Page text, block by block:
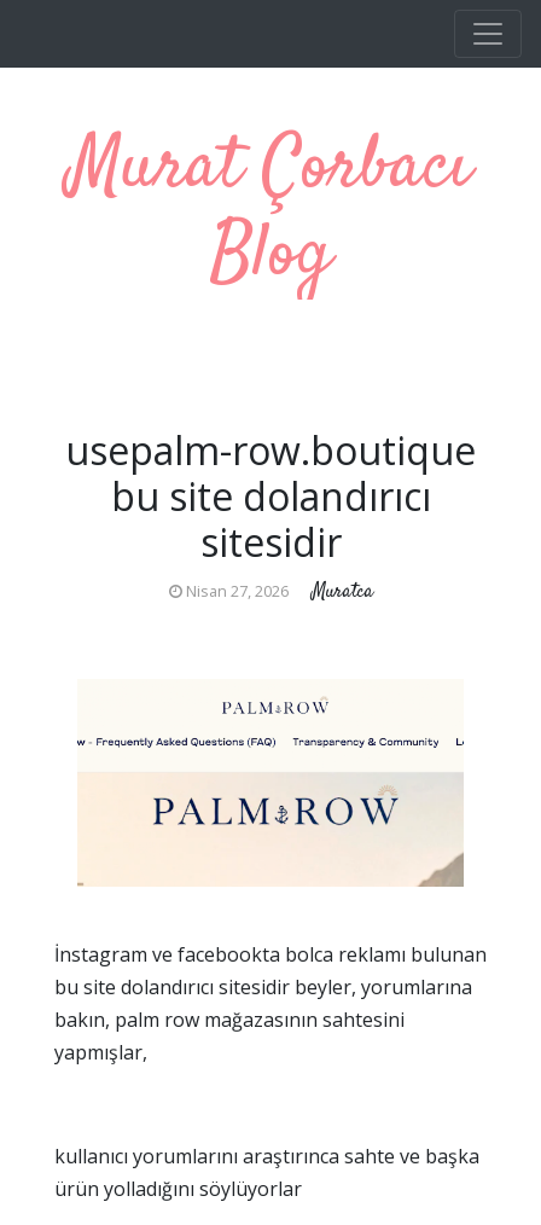
Murat Çorbacı
Blog
usepalm-row.boutique
bu site dolandırıcı
sitesidir
Nisan 27, 2026 Muratca
İnstagram ve facebookta bolca reklamı bulunan
bu site dolandırıcı sitesidir beyler, yorumlarına
bakın, palm row mağazasının sahtesini
yapmışlar,
kullanıcı yorumlarını araştırınca sahte ve başka
ürün yolladığını söylüyorlar